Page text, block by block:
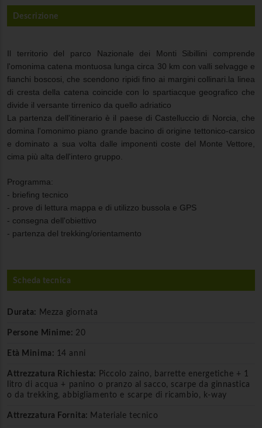
Descrizione
Il territorio del parco Nazionale dei Monti Sibillini comprende
l'omonima catena montuosa lunga circa 30 km con valli selvagge e
fianchi boscosi, che scendono ripidi fino ai margini collinari.la linea
di cresta della catena coincide con lo spartiacque geografico che
divide il versante tirrenico da quello adriatico
La partenza dell'itinerario è il paese di Castelluccio di Norcia, che
domina l'omonimo piano grande bacino di origine tettonico-carsico
e dominato a sua volta dalle imponenti coste del Monte Vettore,
cima più alta dell'intero gruppo.
Programma:
- briefing tecnico
- prove di lettura mappa e di utilizzo bussola e GPS
- consegna dell'obiettivo
- partenza del trekking/orientamento
Scheda tecnica
Durata: Mezza giornata
Persone Minime: 20
Età Minima: 14 anni
Attrezzatura Richiesta:
Piccolo zaino, barrette energetiche + 1
litro di acqua + panino o pranzo al sacco, scarpe da ginnastica
o da trekking, abbigliamento e scarpe di ricambio, k-way
Attrezzatura Fornita: Materiale tecnico